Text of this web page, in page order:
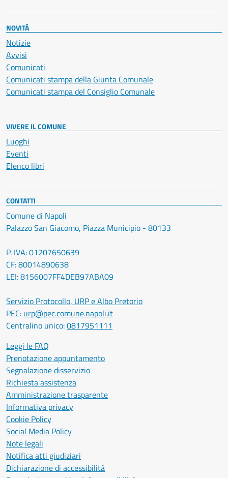
NOVITÀ
Notizie
Avvisi
Comunicati
Comunicati stampa della Giunta Comunale
Comunicati stampa del Consiglio Comunale
VIVERE IL COMUNE
Luoghi
Eventi
Elenco libri
CONTATTI
Comune di Napoli
Palazzo San Giacomo, Piazza Municipio - 80133
P. IVA: 01207650639
CF: 80014890638
LEI: 8156007FF4DEB97ABA09
Servizio Protocollo, URP e Albo Pretorio
PEC: urp@pec.comune.napoli.it
Centralino unico:0817951111
Leggi le FAQ
Prenotazione appuntamento
Segnalazione disservizio
Richiesta assistenza
Amministrazione trasparente
Informativa privacy
Cookie Policy
Social Media Policy
Note legali
Notifica atti giudiziari
Dichiarazione di accessibilità